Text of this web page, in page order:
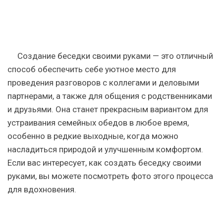
Создание беседки своими руками — это отличный
способ обеспечить себе уютное место для
проведения разговоров с коллегами и деловыми
партнерами, а также для общения с родственниками
и друзьями. Она станет прекрасным вариантом для
устраивания семейных обедов в любое время,
особенно в редкие выходные, когда можно
насладиться природой и улучшенным комфортом.
Если вас интересует, как создать беседку своими
руками, вы можете посмотреть фото этого процесса
для вдохновения.